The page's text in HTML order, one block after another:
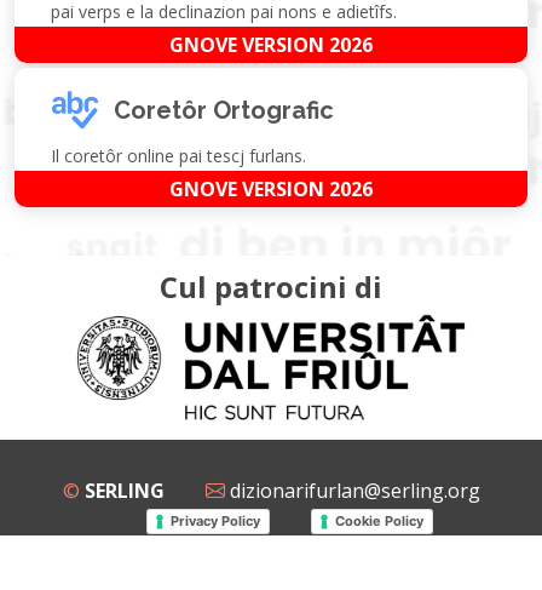
pai verps e la declinazion pai nons e adietîfs.
GNOVE VERSION 2026
Coretôr Ortografic
Il coretôr online pai tescj furlans.
GNOVE VERSION 2026
Cul patrocini di
© SERLING dizionarifurlan@serling.org
Privacy Policy Cookie Policy